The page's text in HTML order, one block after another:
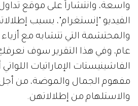
واسعة، وانتشاراً على موقع
الفيديو "إنستغرام"، بسبب
والمحتشمة التي تتشابه مع
عام، وفي هذا التقرير سوف
الفاشينيستات الإماراتيات
مفهوم الجمال والموضة، من أجل
والاستلهام من إطلالاتهن.